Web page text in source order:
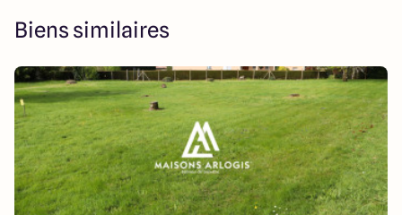
Biens similaires